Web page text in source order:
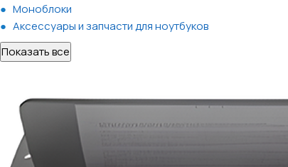
Моноблоки
Аксессуары и запчасти для ноутбуков
Показать все